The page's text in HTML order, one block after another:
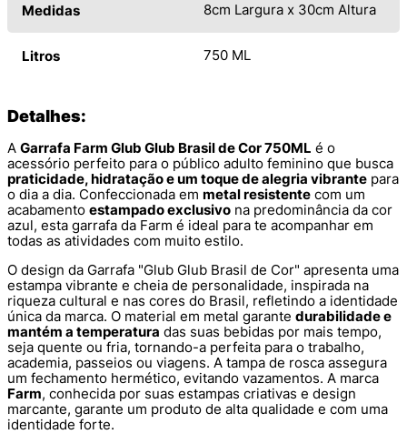
Medidas 8cm Largura x 30cm Altura
Litros 750 ML
Detalhes:
A Garrafa Farm Glub Glub Brasil de Cor 750ML é o
acessório perfeito para o público adulto feminino que busca
praticidade, hidratação e um toque de alegria vibrante para
o dia a dia. Confeccionada em metal resistente com um
acabamento estampado exclusivo na predominância da cor
azul, esta garrafa da Farm é ideal para te acompanhar em
todas as atividades com muito estilo.
O design da Garrafa "Glub Glub Brasil de Cor" apresenta uma
estampa vibrante e cheia de personalidade, inspirada na
riqueza cultural e nas cores do Brasil, refletindo a identidade
única da marca. O material em metal garante durabilidade e
mantém a temperatura das suas bebidas por mais tempo,
seja quente ou fria, tornando-a perfeita para o trabalho,
academia, passeios ou viagens. A tampa de rosca assegura
um fechamento hermético, evitando vazamentos. A marca
Farm, conhecida por suas estampas criativas e design
marcante, garante um produto de alta qualidade e com uma
identidade forte.